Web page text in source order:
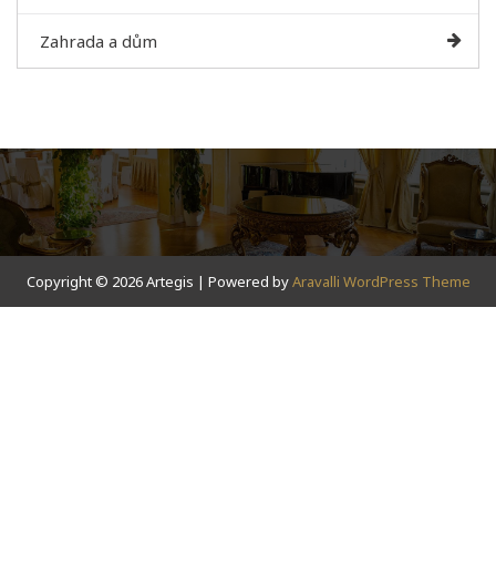
Zahrada a dům
Copyright © 2026 Artegis | Powered byAravalli WordPress Theme